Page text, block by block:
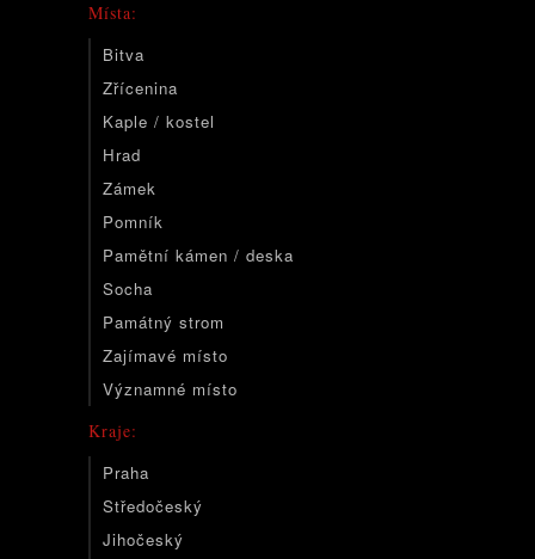
Místa:
Bitva
Zřícenina
Kaple / kostel
Hrad
Zámek
Pomník
Pamětní kámen / deska
Socha
Památný strom
Zajímavé místo
Významné místo
Kraje:
Praha
Středočeský
Jihočeský